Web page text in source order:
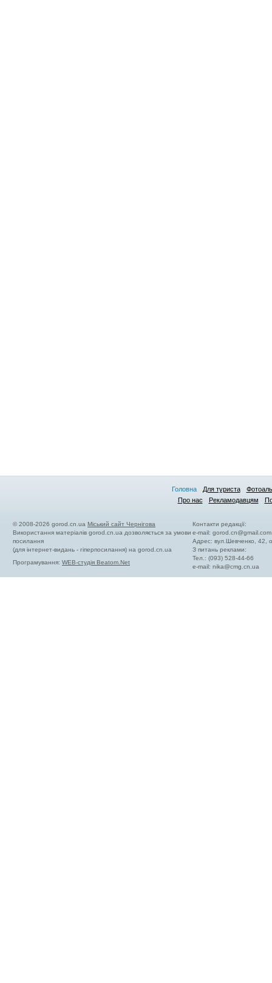
Головна Для туриста
Про нас
Рекламодавцям
© 2008-2026 gorod.cn.ua Міський сайт Чернігова
Використання матеріалів gorod.cn.ua дозволяється за умови
посилання
(для інтернет-видань - гіперпосилання) на gorod.cn.ua
Програмування: WEB-студія Beatom.Net
Контакти редакції:
e-mail:gorod.cn@gmail.com
Адрес: вул.Шевченко, 42,
З питань реклами:
Тел.: (093) 528-44-66
e-mail:nika@cmg.cn.ua